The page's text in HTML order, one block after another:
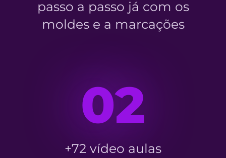
passo a passo já com os
moldes e a marcações
02
+72 vídeo aulas